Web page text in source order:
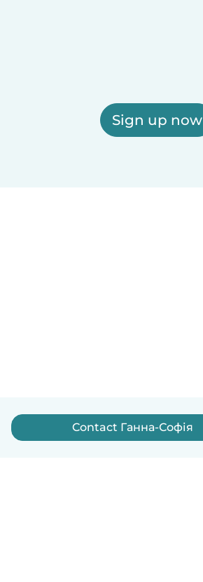
Sign up now
Contact Ганна-Софія